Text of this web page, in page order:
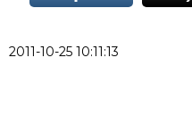
2011-10-25 10:11:13